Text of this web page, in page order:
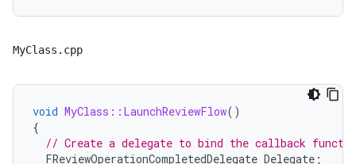
MyClass.cpp
void MyClass::LaunchReviewFlow()
{
// Create a delegate to bind the callback
FReviewOperationCompletedDelegate Delegate ;